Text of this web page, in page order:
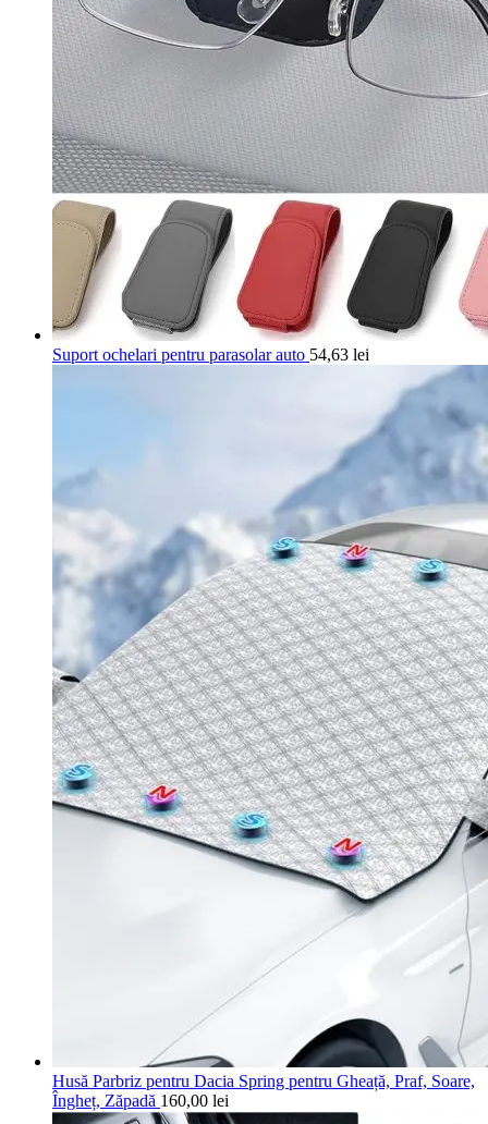
Suport ochelari pentru parasolar auto 54,63 lei
Husă Parbriz pentru Dacia Spring pentru Gheață, Praf, Soare,
Îngheț, Zăpadă 160,00 lei